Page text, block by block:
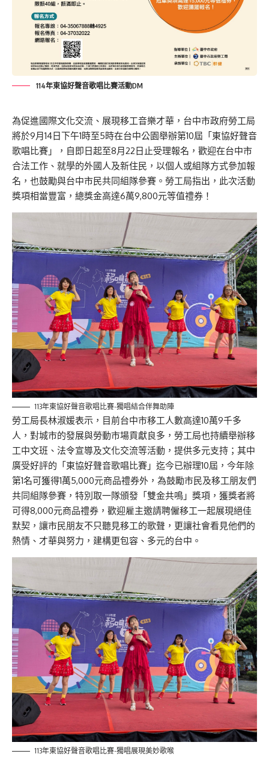
114年東協好聲音歌唱比賽活動DM
為促進國際文化交流、展現移工音樂才華，台中市政府勞工局
將於9月14日下午1時至5時在台中公園舉辦第10屆「東協好聲音
歌唱比賽」，自即日起至8月22日止受理報名，歡迎在台中市
合法工作、就學的外國人及新住民，以個人或組隊方式參加報
名，也鼓勵與台中市民共同組隊參賽。勞工局指出，此次活動
獎項相當豐富，總獎金高達6萬9,800元等值禮券！
113年東協好聲音歌唱比賽-獨唱結合伴舞助陣
勞工局長林淑媛表示，目前台中市移工人數高達10萬9千多
人，對城市的發展與勞動市場貢獻良多，勞工局也持續舉辦移
工中文班、法令宣導及文化交流等活動，提供多元支持；其中
廣受好評的「東協好聲音歌唱比賽」迄今已辦理10屆，今年除
第1名可獲得1萬5,000元商品禮券外，為鼓勵市民及移工朋友們
共同組隊參賽，特別取一隊頒發「雙金共鳴」獎項，獲獎者將
可得8,000元商品禮券，歡迎雇主邀請聘僱移工一起展現絕佳
默契，讓市民朋友不只聽見移工的歌聲，更讓社會看見他們的
熱情、才華與努力，建構更包容、多元的台中。
113年東協好聲音歌唱比賽-獨唱展現美妙歌喉